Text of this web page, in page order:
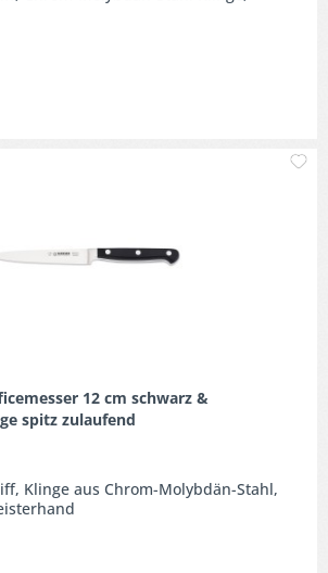
12 cm schwarz &
spitz zulaufend
Klinge aus Chrom-Molybdän-Stahl,